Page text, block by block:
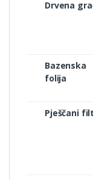
Drvena
Bazenska
folija
Pješčani